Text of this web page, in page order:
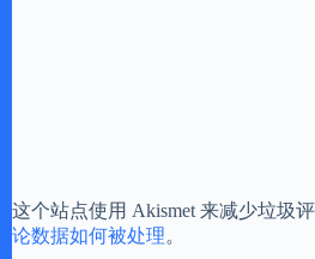
这个站点使用 Akismet 来减少垃圾评
论数据如何被处理。